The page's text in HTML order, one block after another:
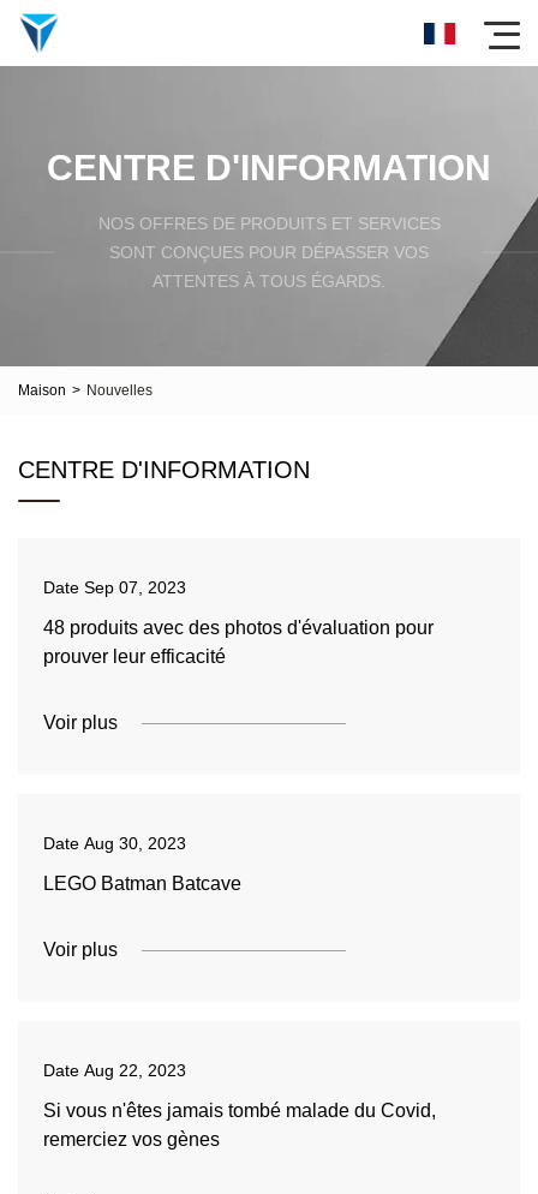
CENTRE D'INFORMATION
NOS OFFRES DE PRODUITS ET SERVICES
SONT CONÇUES POUR DÉPASSER VOS
ATTENTES À TOUS ÉGARDS.
Maison > Nouvelles
CENTRE D'INFORMATION
Date Sep 07, 2023
48 produits avec des photos d'évaluation pour
prouver leur efficacité
Voir plus
Date Aug 30, 2023
LEGO Batman Batcave
Voir plus
Date Aug 22, 2023
Si vous n'êtes jamais tombé malade du Covid,
remerciez vos gènes